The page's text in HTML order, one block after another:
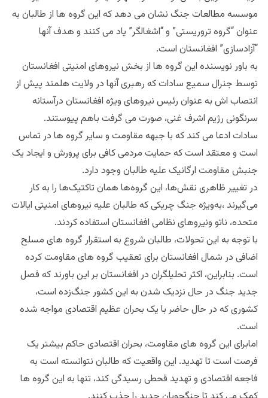
موسسه مطالعات جنگ نشان می دهد که این گروه ها از طالبان به
عنوان “گروه تروریستی” و “اشغالگر” یاد می کنند و هدف آنها
“آزادسازی” افغانستان است.
به باور نویسنده این گروه ها از بخش نیروهای امنیتی افغانستان
توسط جنرال سمیع سادات که رهبری آنها در ولایت هلمند پیش از
انتصاب اش به عنوان رئیس نیروهای ویژه افغانستان درآستانه
سرنگونی رژیم اشرف غنی، صورت می گرفت باهم پیوستند.
سادات ادعا می کند که با جبهه مقاومت و سایر گروه ها در تماس
است و معتقد است که حمایت مردمی کافی برای پرورش و ایجاد یک
جنبش مقاومت ارگانیک علیه طالبان وجود دارد.
در تغییر ظاهری نقش‌ها، این گروه‌ها همان تاکتیک‌ها را به کار
می‌گیرند ،به‌ویژه جنگ چریکی که طالبان علیه نیروهای امنیتی ایالات
متحده، ناتو ونیروهای نظامی افغانستان استفاده کردند.
با توجه به این تحولات، طالبان شروع به استقرار گروه های مسلح
اضافی در شمال افغانستان برای تعقیب گروه های مقاومت کرده
است. بنابراین، اکثر تحلیلگران در افغانستان بر این باورند که فصل
جدید جنگ در حال نزدیک شدن به این کشور جنگ‌زده است،
کشوری که در حال حاضر با یک بحران عظیم اقتصادی مواجه شده
است.
امابرای این گروه های مقاومت، بحران اقتصادی حاکم بیشتر یک
فرصت است تا تهدید. این واقعیت که طالبان نتوانسته است به
فاجعه اقتصادی و تهدید قحطی رسیدگی کند، تنها به این گروه ها